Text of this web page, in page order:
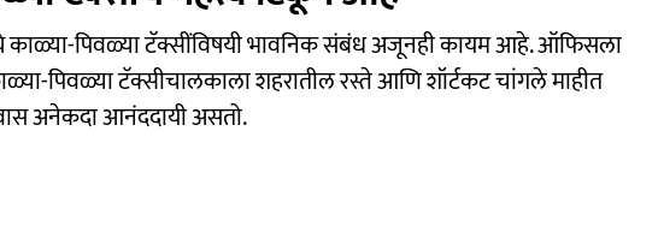
काळ्या-पिवळ्या टॅक्सींविषयी भावनिक संबंध अजूनही कायम आहे. ऑफिसला
पिवळ्या टॅक्सीचालकाला शहरातील रस्ते आणि शॉर्टकट चांगले माहीत
अनेकदा आनंददायी असतो.